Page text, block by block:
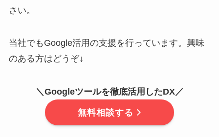
さい。
当社でもGoogle活用の支援を行っています。興味
のある方はどうぞ↓
＼Googleツールを徹底活用 したDX／
無料相談する